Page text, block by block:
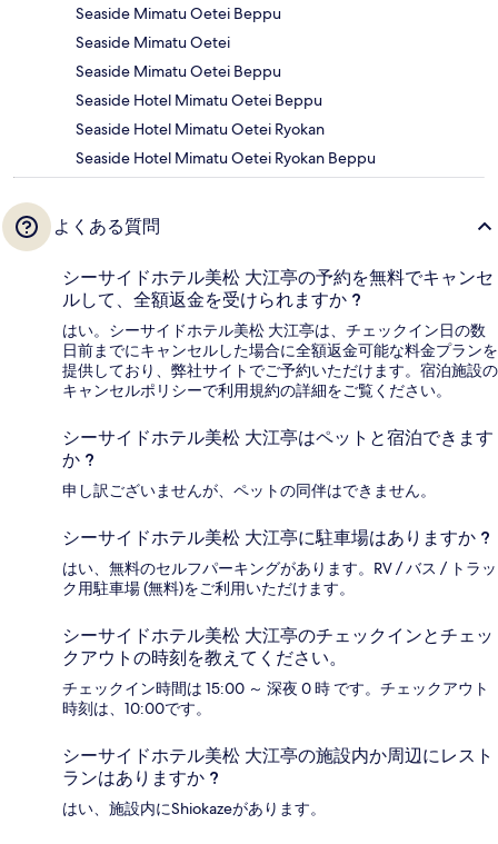
Seaside Mimatu Oetei Beppu
Seaside Mimatu Oetei
Seaside Mimatu Oetei Beppu
Seaside Hotel Mimatu Oetei Beppu
Seaside Hotel Mimatu Oetei Ryokan
Seaside Hotel Mimatu Oetei Ryokan Beppu
よくある質問
シーサイドホテル美松 大江亭の予約を無料でキャンセ
ルして、全額返金を受けられますか ?
はい。シーサイドホテル美松 大江亭は、チェックイン日の数
日前までにキャンセルした場合に全額返金可能な料金プランを
提供しており、弊社サイトでご予約いただけます。宿泊施設の
キャンセルポリシーで利用規約の詳細をご覧ください。
シーサイドホテル美松 大江亭はペットと宿泊できます
か ?
申し訳ございませんが、ペットの同伴はできません。
シーサイドホテル美松 大江亭に駐車場はありますか ?
はい、無料のセルフパーキングがあります。RV / バス / トラッ
ク用駐車場 (無料)をご利用いただけます。
シーサイドホテル美松 大江亭のチェックインとチェッ
クアウトの時刻を教えてください。
チェックイン時間は 15:00 ～ 深夜 0 時 です。チェックアウト
時刻は、10:00です。
シーサイドホテル美松 大江亭の施設内か周辺にレスト
ランはありますか ?
はい、施設内にShiokazeがあります。